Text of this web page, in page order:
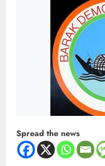
Spread the news